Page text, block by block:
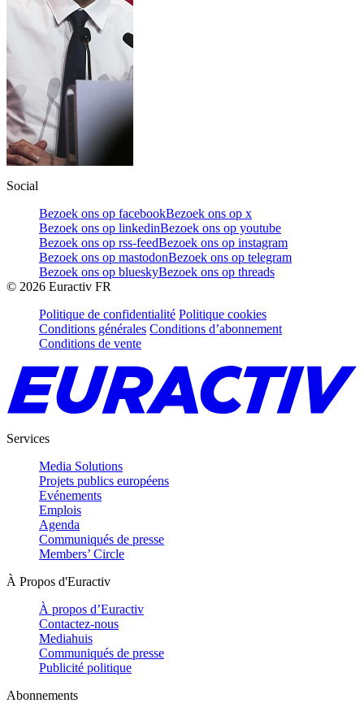
Social
Bezoek ons op facebookBezoek ons op x
Bezoek ons op linkedinBezoek ons op youtube
Bezoek ons op rss-feedBezoek ons op instagram
Bezoek ons op mastodonBezoek ons op telegram
Bezoek ons op blueskyBezoek ons op threads
© 2026 Euractiv FR
Politique de confidentialité Politique cookies
Conditions générales Conditions d’abonnement
Conditions de vente
Services
Media Solutions
Projets publics européens
Evénements
Emplois
Agenda
Communiqués de presse
Members’ Circle
À Propos d'Euractiv
À propos d’Euractiv
Contactez-nous
Mediahuis
Communiqués de presse
Publicité politique
Abonnements